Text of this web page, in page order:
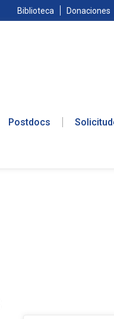
Biblioteca Donaciones
Postdocs